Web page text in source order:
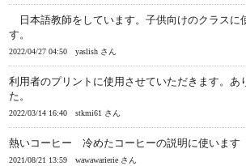
日本語教師をしています。子供向けのクラスに
す。
2022/04/27 04:50 yaslish さん
利用者のプリントに使用させていただきます。あ
た。
2022/03/14 16:40 stkmi61 さん
熱いコーヒー 冷めたコーヒーの説明に使います
2021/08/21 13:59 wawawarierie さん